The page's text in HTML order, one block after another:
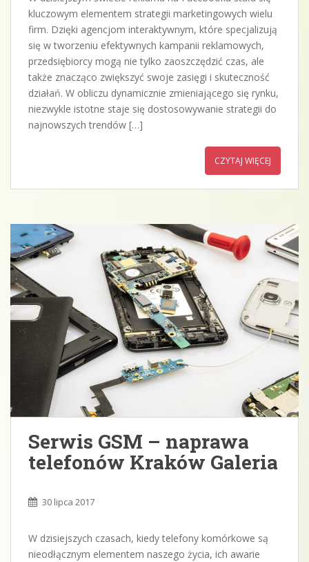
kluczowym elementem strategii marketingowych wielu
firm. Dzięki agencjom interaktywnym, które specjalizują
się w tworzeniu efektywnych kampanii reklamowych,
przedsiębiorcy mogą nie tylko zaoszczędzić czas, ale
także znacząco zwiększyć swoje zasięgi i skuteczność
działań. W obliczu dynamicznie zmieniającego się rynku,
niezwykle istotne staje się dostosowywanie strategii do
najnowszych trendów […]
CZYTAJ WIĘCEJ
Serwis GSM – naprawa
telefonów Kraków Galeria
30 lipca 2017
W dzisiejszych czasach, kiedy telefony komórkowe są
nieodłącznym elementem naszego życia, ich awarie